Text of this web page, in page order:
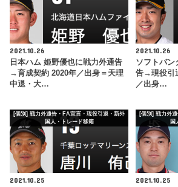
2021.10.26
日本ハム 姫野優也に戦力外通告
→育成契約 2020年／出身＝天理
中退・大…
2021.10.26
ソフトバン
告→現役引
／出身…
[個別] 戦力外通告・FA宣言・現役引退・新外
国人・トレード移籍
2021.10.25
[個別] 戦力外
国
2021.10.25